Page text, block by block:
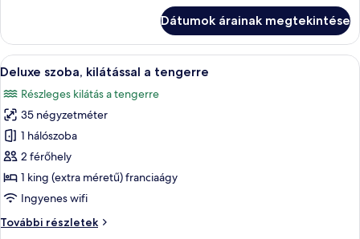
további
részletei
Dátumok árainak megtekintése
A
következő
szoba
összes
képének
megtekintése:
Deluxe
szoba,
kilátással
a
Egy szállodai szoba, melynek nagy
14
Deluxe szoba, kilátással a tengerre
Részleges kilátás a tengerre
35 négyzetméter
1 hálószoba
2 férőhely
1 king (extra méretű) franciaágy
Ingyenes wifi
További részletek
Deluxe